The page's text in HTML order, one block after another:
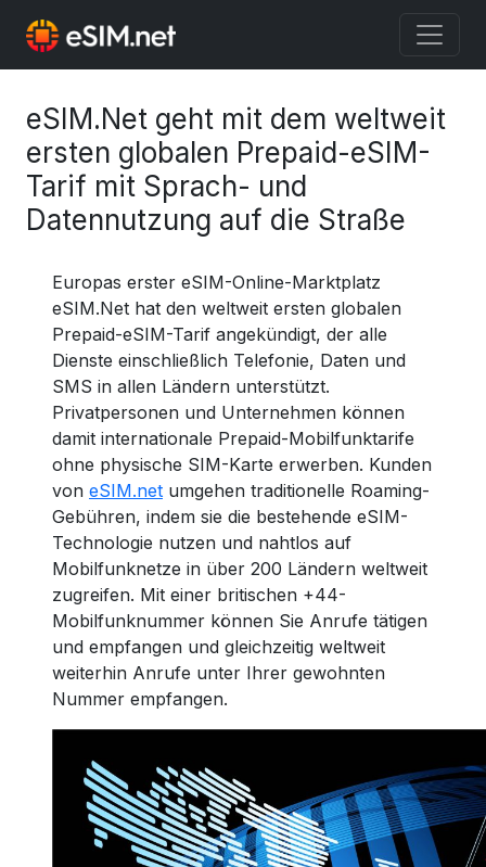
eSIM.Net geht mit dem weltweit
ersten globalen Prepaid-eSIM-
Tarif mit Sprach- und
Datennutzung auf die Straße
Europas erster eSIM-Online-Marktplatz
eSIM.Net hat den weltweit ersten globalen
Prepaid-eSIM-Tarif angekündigt, der alle
Dienste einschließlich Telefonie, Daten und
SMS in allen Ländern unterstützt.
Privatpersonen und Unternehmen können
damit internationale Prepaid-Mobilfunktarife
ohne physische SIM-Karte erwerben. Kunden
von eSIM.net umgehen traditionelle Roaming-
Gebühren, indem sie die bestehende eSIM-
Technologie nutzen und nahtlos auf
Mobilfunknetze in über 200 Ländern weltweit
zugreifen. Mit einer britischen +44-
Mobilfunknummer können Sie Anrufe tätigen
und empfangen und gleichzeitig weltweit
weiterhin Anrufe unter Ihrer gewohnten
Nummer empfangen.